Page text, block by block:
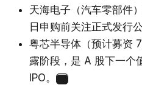
天海电子（汽车零部件
日申购前关注正式发行公
粤芯半导体（预计募资
露阶段，是 A 股下一个
IPO。